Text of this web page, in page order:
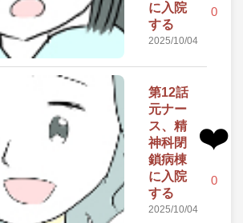
に入院
する
2025/10/04
0
第12話
元ナー
ス、精
神科閉
鎖病棟
に入院
する
2025/10/04
❤️
0